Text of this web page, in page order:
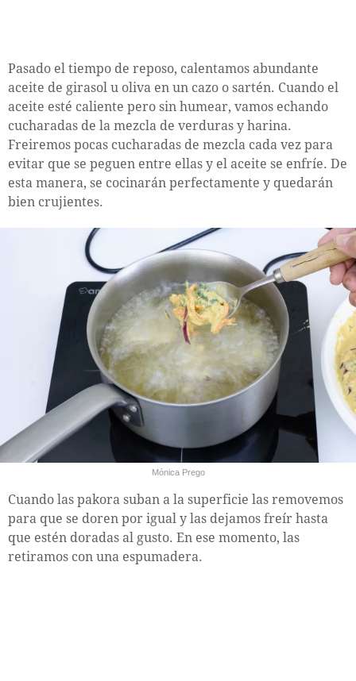
Pasado el tiempo de reposo, calentamos abundante
aceite de girasol u oliva en un cazo o sartén. Cuando el
aceite esté caliente pero sin humear, vamos echando
cucharadas de la mezcla de verduras y harina.
Freiremos pocas cucharadas de mezcla cada vez para
evitar que se peguen entre ellas y el aceite se enfríe. De
esta manera, se cocinarán perfectamente y quedarán
bien crujientes.
Mónica Prego
Cuando las pakora suban a la superficie las removemos
para que se doren por igual y las dejamos freír hasta
que estén doradas al gusto. En ese momento, las
retiramos con una espumadera.